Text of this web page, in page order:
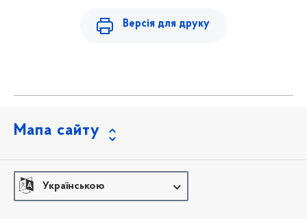
Версія для друку
Мапа сайту
Українською